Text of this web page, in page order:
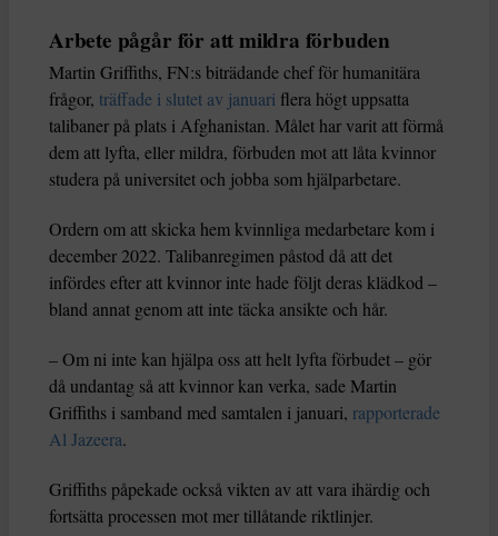
Arbete pågår för att mildra förbuden
Martin Griffiths, FN:s biträdande chef för humanitära
frågor, träffade i slutet av januari flera högt uppsatta
talibaner på plats i Afghanistan. Målet har varit att förmå
dem att lyfta, eller mildra, förbuden mot att låta kvinnor
studera på universitet och jobba som hjälparbetare.
Ordern om att skicka hem kvinnliga medarbetare kom i
december 2022. Talibanregimen påstod då att det
infördes efter att kvinnor inte hade följt deras klädkod –
bland annat genom att inte täcka ansikte och hår.
– Om ni inte kan hjälpa oss att helt lyfta förbudet – gör
då undantag så att kvinnor kan verka, sade Martin
Griffiths i samband med samtalen i januari, rapporterade
Al Jazeera.
Griffiths påpekade också vikten av att vara ihärdig och
fortsätta processen mot mer tillåtande riktlinjer.